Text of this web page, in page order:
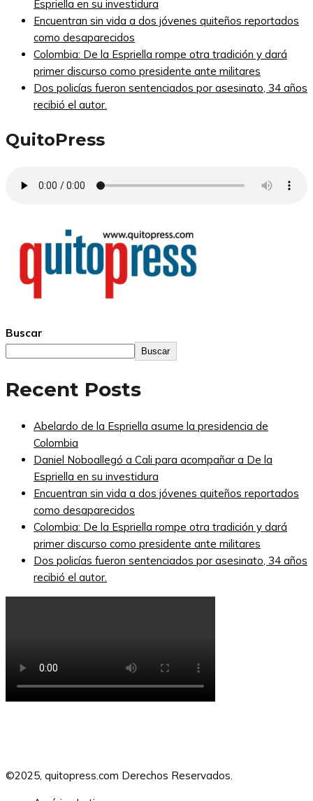
Espriella en su investidura
Encuentran sin vida a dos jóvenes quiteños reportados
como desaparecidos
Colombia: De la Espriella rompe otra tradición y dará
primer discurso como presidente ante militares
Dos policías fueron sentenciados por asesinato, 34 años
recibió el autor.
QuitoPress
Buscar
Buscar
Recent Posts
Abelardo de la Espriella asume la presidencia de
Colombia
Daniel Noboallegó a Cali para acompañar a De la
Espriella en su investidura
Encuentran sin vida a dos jóvenes quiteños reportados
como desaparecidos
Colombia: De la Espriella rompe otra tradición y dará
primer discurso como presidente ante militares
Dos policías fueron sentenciados por asesinato, 34 años
recibió el autor.
©2025, quitopress.com Derechos Reservados.